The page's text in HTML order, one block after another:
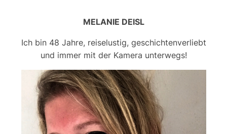
MELANIE DEISL
Ich bin 48 Jahre, reiselustig, geschichtenverliebt
und immer mit der Kamera unterwegs!